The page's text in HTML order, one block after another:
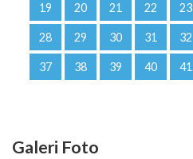
19 20 21 22 23
28 29 30 31 32
37 38 39 40 41
Galeri Foto